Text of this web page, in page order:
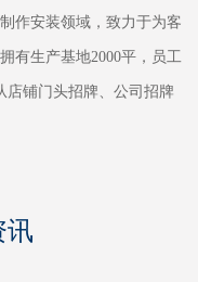
作安装领域，致力于为客
有生产基地2000平，员工
店铺门头招牌、公司招牌
讯